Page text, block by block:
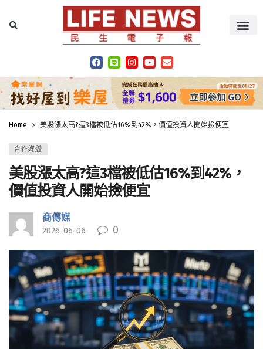
Home 美股漲太高?這3檔被低估16%到42%，價值投資人開始撿便宜
合作媒體
美股漲太高?這3檔被低估16%到42%，
價值投資人開始撿便宜
商傳媒
2026-06-06 0